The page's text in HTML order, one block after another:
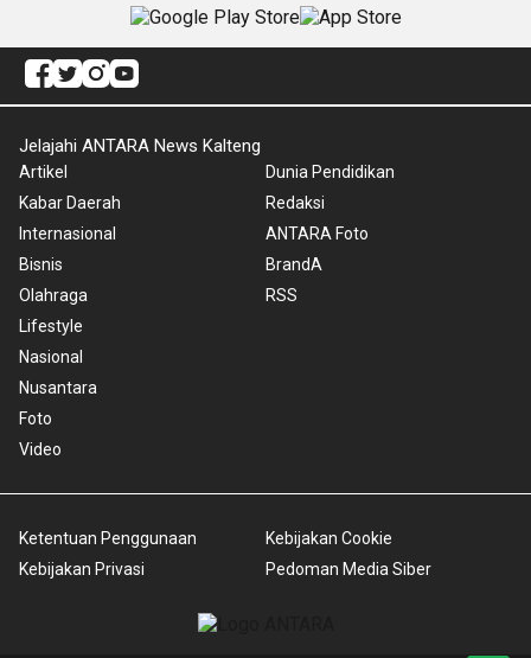
Jelajahi ANTARA News Kalteng
Artikel
Kabar Daerah
Internasional
Bisnis
Olahraga
Lifestyle
Nasional
Nusantara
Foto
Video
Dunia Pendidikan
Redaksi
ANTARA Foto
BrandA
RSS
Ketentuan Penggunaan
Kebijakan Privasi
Kebijakan Cookie
Pedoman Media Siber